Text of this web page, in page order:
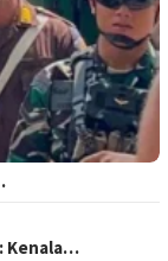
Kenala…